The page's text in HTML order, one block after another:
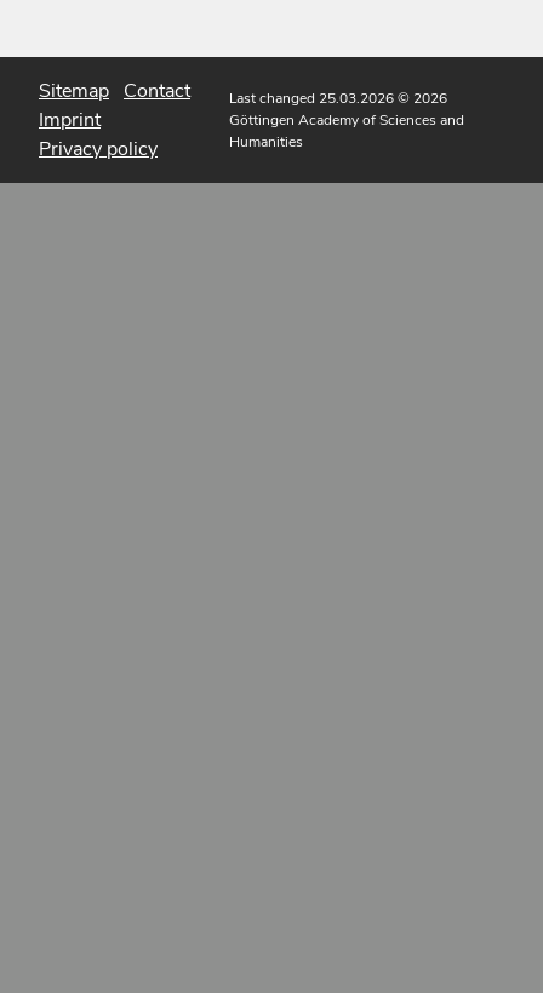
Sitemap Contact
Imprint
Privacy policy
Last changed 25.03.2026© 2026
Göttingen Academy of Sciences and
Humanities